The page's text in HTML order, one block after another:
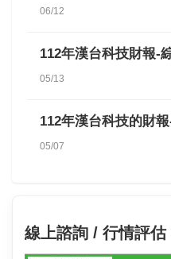
06/12
112年漢台科技財報-
05/13
112年漢台科技的財
05/07
線上諮詢 / 行情評估